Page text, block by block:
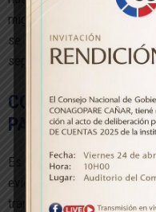
migración y otras causas
se vuelva individualista y
separado.
COSTUMBRE
PARROQUIA
Es un testimonio
evidencian las
transcurso del tiempo.